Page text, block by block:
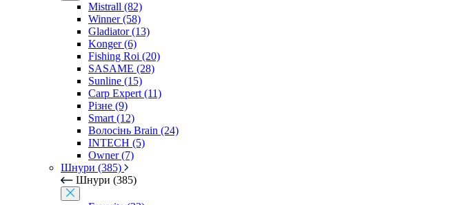
Mistrall (82)
Winner (58)
Gladiator (13)
Konger (6)
Fishing Roi (20)
SASAME (28)
Sunline (15)
Carp Expert (11)
Різне (9)
Smart (12)
Волосінь Brain (24)
INTECH (5)
Owner (7)
Шнури (385)
Шнури (385)